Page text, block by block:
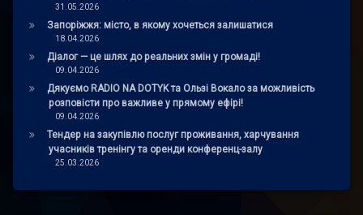
31.05.2026
Запоріжжя: місто, в якому хочеться залишатися
18.04.2026
Діалог — це шлях до реальних змін у громаді!
09.04.2026
Дякуємо RADIO NA DOTYK та Ользі Вокало за можливість
розповісти про важливе у прямому ефірі!
09.04.2026
Тендер на закупівлю послуг проживання, харчування
учасників тренінгу та оренди конференц-залу
25.03.2026